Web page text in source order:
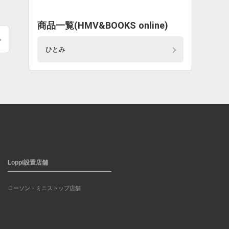
商品一覧(HMV&BOOKS online)
ひとみ
Loppi設置店舗
ローソン・ミニストップ店舗